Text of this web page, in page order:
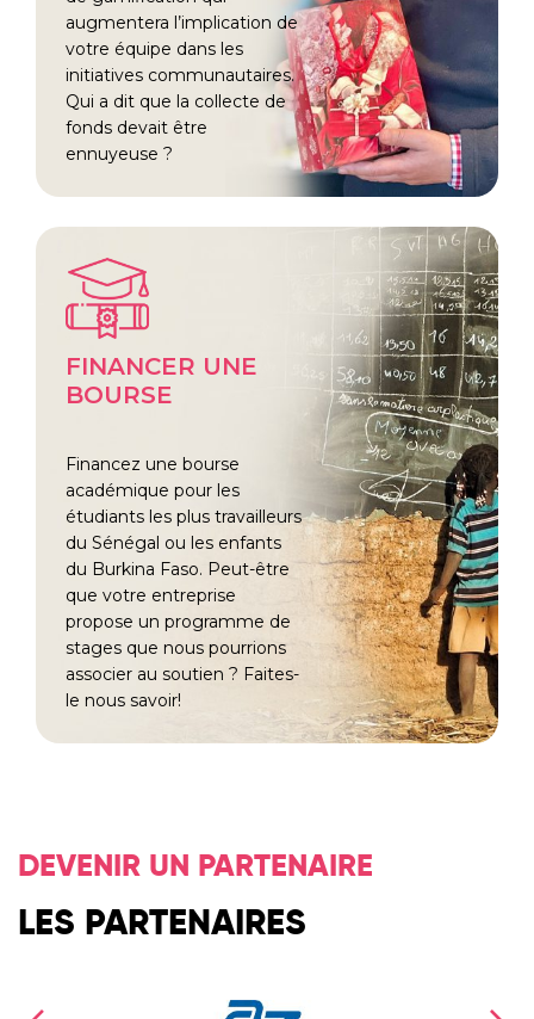
augmentera l’implication de
votre équipe dans les
initiatives communautaires.
Qui a dit que la collecte de
fonds devait être
ennuyeuse ?
FINANCER UNE
BOURSE
Financez une bourse
académique pour les
étudiants les plus travailleurs
du Sénégal ou les enfants
du Burkina Faso. Peut-être
que votre entreprise
propose un programme de
stages que nous pourrions
associer au soutien ? Faites-
le nous savoir!
DEVENIR UN PARTENAIRE
LES PARTENAIRES